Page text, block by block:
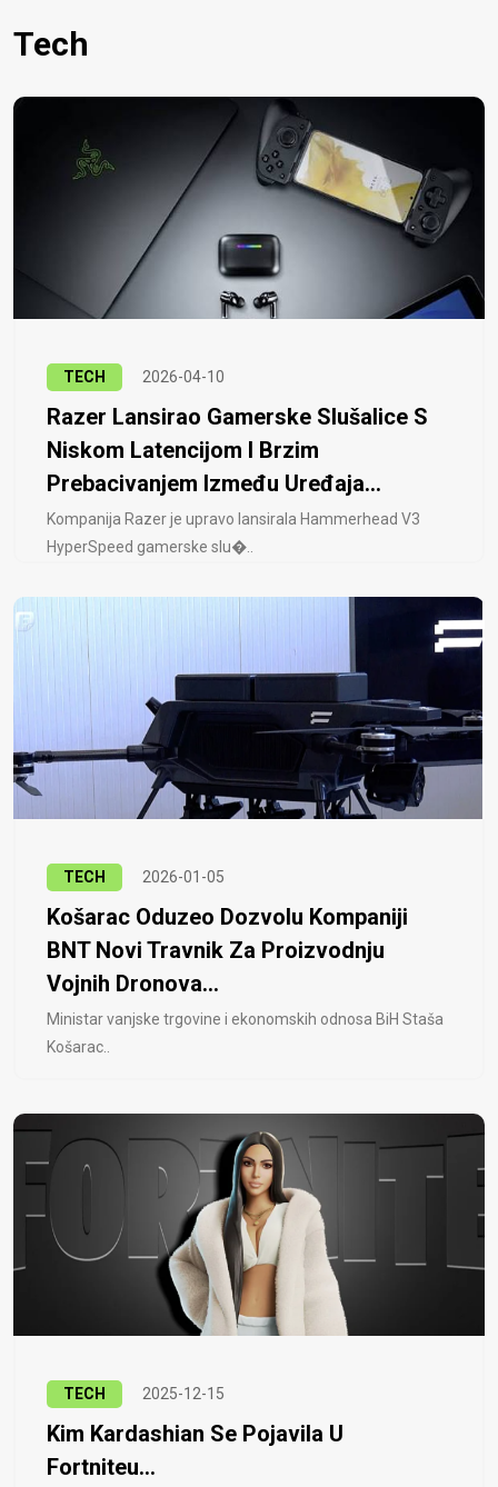
Tech
TECH 2026-04-10
Razer Lansirao Gamerske Slušalice S
Niskom Latencijom I Brzim
Prebacivanjem Između Uređaja...
Kompanija Razer je upravo lansirala Hammerhead V3
HyperSpeed ​​gamerske slu�..
TECH 2026-01-05
Košarac Oduzeo Dozvolu Kompaniji
BNT Novi Travnik Za Proizvodnju
Vojnih Dronova...
Ministar vanjske trgovine i ekonomskih odnosa BiH Staša
Košarac..
TECH 2025-12-15
Kim Kardashian Se Pojavila U
Fortniteu...